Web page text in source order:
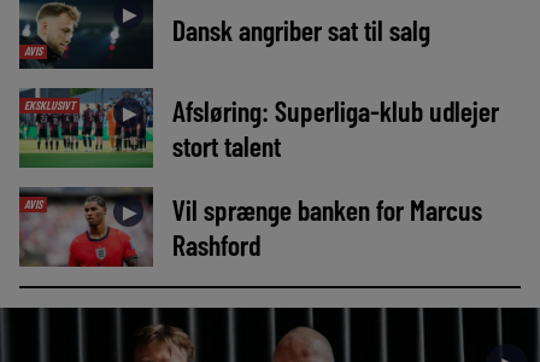
AVIS
► Dansk angriber sat til salg
EKSKLUSIVT ►
Afsløring: Superliga-klub udlejer
stort talent
AVIS ►
Vil sprænge banken for Marcus
Rashford